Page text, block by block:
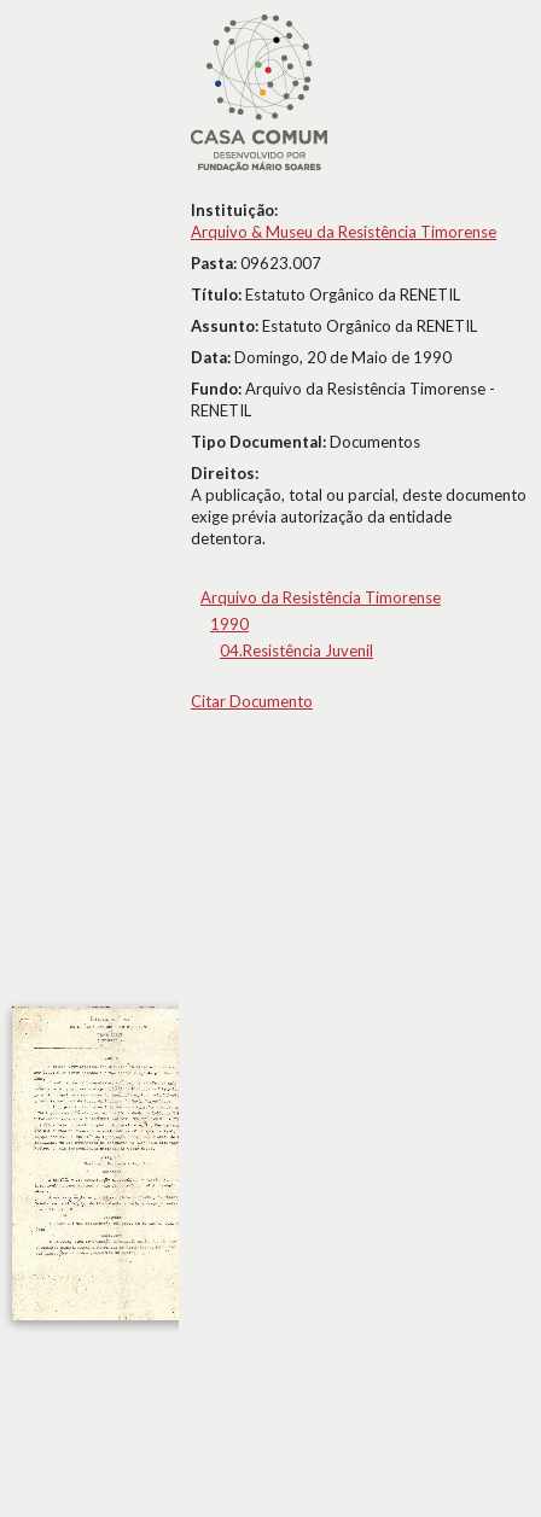
Instituição:
Arquivo & Museu da Resistência Timorense
Pasta:09623.007
Título:Estatuto Orgânico da RENETIL
Assunto:Estatuto Orgânico da RENETIL
Data:Domingo, 20 de Maio de 1990
Fundo:Arquivo da Resistência Timorense -
RENETIL
Tipo Documental:Documentos
Direitos:
A publicação, total ou parcial, deste documento
exige prévia autorização da entidade
detentora.
Arquivo da Resistência Timorense
1990
04.Resistência Juvenil
Citar Documento